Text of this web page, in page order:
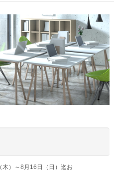
）～8月16日（日）迄お